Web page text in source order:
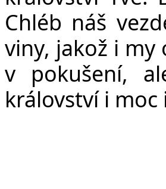
Chléb náš
viny, jakož i my
v pokušení,
království i moc